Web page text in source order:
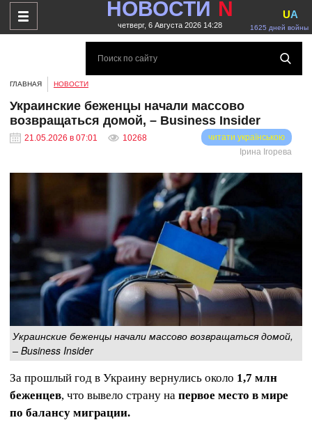
НОВОСТИ N
четверг, 6 Августа 2026 14:28 1625 дней войны
UA
ГЛАВНАЯ НОВОСТИ
Украинские беженцы начали массово
возвращаться домой, – Business Insider
21.05.2026 в 07:01 10268
читати українською
Ірина Ігорева
Украинские беженцы начали массово возвращаться домой,
– Business Insider
За прошлый год в Украину вернулись около 1,7 млн
беженцев, что вывело страну на первое место в мире
по балансу миграции.